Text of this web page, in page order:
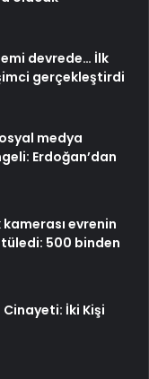
devrede… İlk
gerçekleştirdi
medya
Erdoğan’dan
kamerası evrenin
500 binden
İki Kişi